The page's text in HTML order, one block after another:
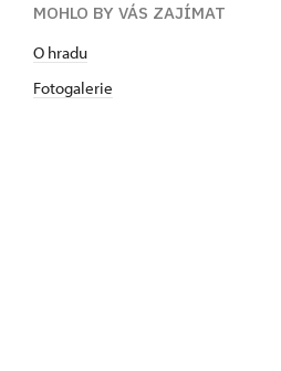
MOHLO BY VÁS ZAJÍMAT
O hradu
Fotogalerie